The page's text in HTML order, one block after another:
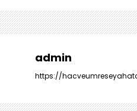
admin
https://